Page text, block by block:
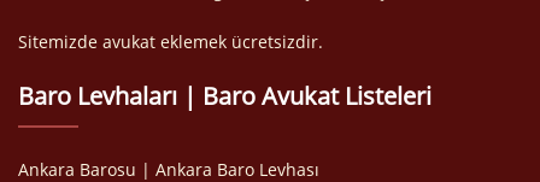
Sitemizde avukat eklemek ücretsizdir.
Baro Levhaları | Baro Avukat Listeleri
Ankara Barosu | Ankara Baro Levhası